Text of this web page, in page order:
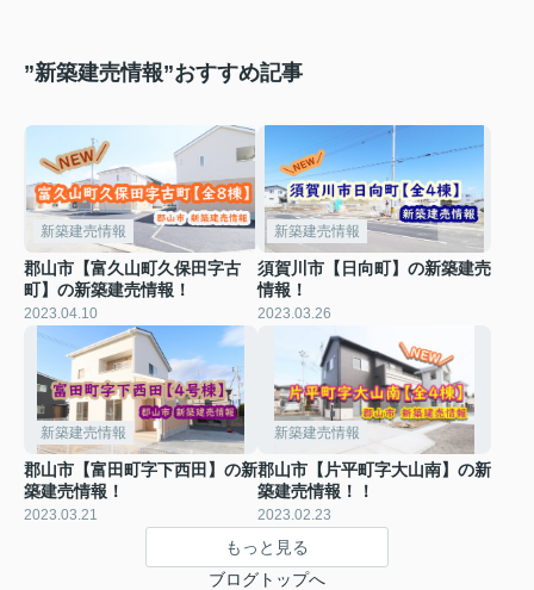
”新築建売情報”おすすめ記事
新築建売情報
郡山市【富久山町久保田字古
町】の新築建売情報！
2023.04.10
新築建売情報
須賀川市【日向町】の新築建売
情報！
2023.03.26
新築建売情報
郡山市【富田町字下西田】の新
築建売情報！
2023.03.21
新築建売情報
郡山市【片平町字大山南】の新
築建売情報！！
2023.02.23
もっと見る
ブログトップへ